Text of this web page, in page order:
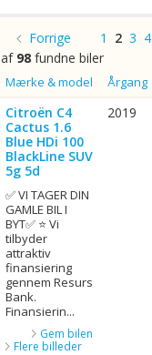
Forrige 1 2 3 4
af 98 fundne biler
Mærke & model Årgang
Citroën C4
Cactus 1.6
Blue HDi 100
BlackLine SUV
5g 5d
✅ VI TAGER DIN
GAMLE BIL I
BYT✅ ⭐ Vi
tilbyder
attraktiv
finansiering
gennem Resurs
Bank.
Finansierin...
Gem bilen
Flere billeder
2019